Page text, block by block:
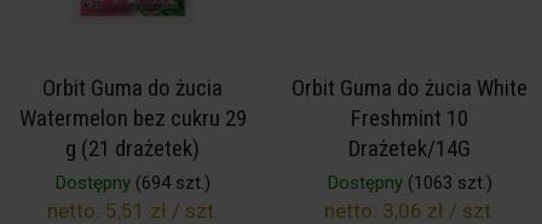
Orbit Guma do żucia
Watermelon bez cukru 29
g (21 drażetek)
Dostępny(694 szt.)
netto: 5,51 zł / szt.
Orbit Guma do żucia White
Freshmint 10
Drażetek/14G
Dostępny(1063 szt.)
netto: 3,06 zł / szt.